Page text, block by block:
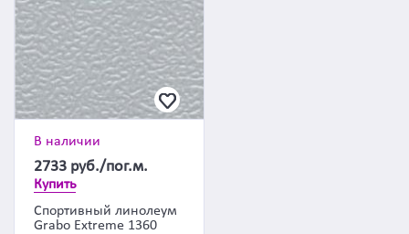
В наличии
2733 руб./пог.м.
Купить
Спортивный линолеум
Grabo Extreme 1360